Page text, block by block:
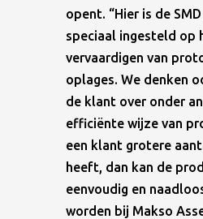
opent. “Hier is de
speciaal ingesteld op
vervaardigen van
oplages. We denken
de klant over onder
efficiënte wijze van
een klant grotere
heeft, dan kan de
eenvoudig en
worden bij Makso